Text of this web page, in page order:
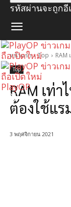
รหัสผ่านจะถูก
PlayOP
หน้าแรก Top RAM
Top
RAM เท่
ต้องใช้แร
3 พฤศจิกายน 2021